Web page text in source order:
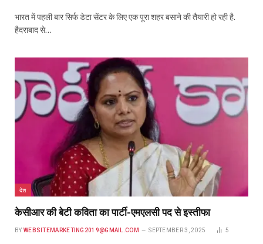
भारत में पहली बार सिर्फ डेटा सेंटर के लिए एक पूरा शहर बसाने की तैयारी हो रही है.
हैदराबाद से…
देश
केसीआर की बेटी कविता का पार्टी-एमएलसी पद से इस्तीफा
BY WEBSITEMARKETING2019@GMAIL.COM SEPTEMBER 3, 2025 5